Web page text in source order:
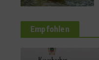
Empfohlen